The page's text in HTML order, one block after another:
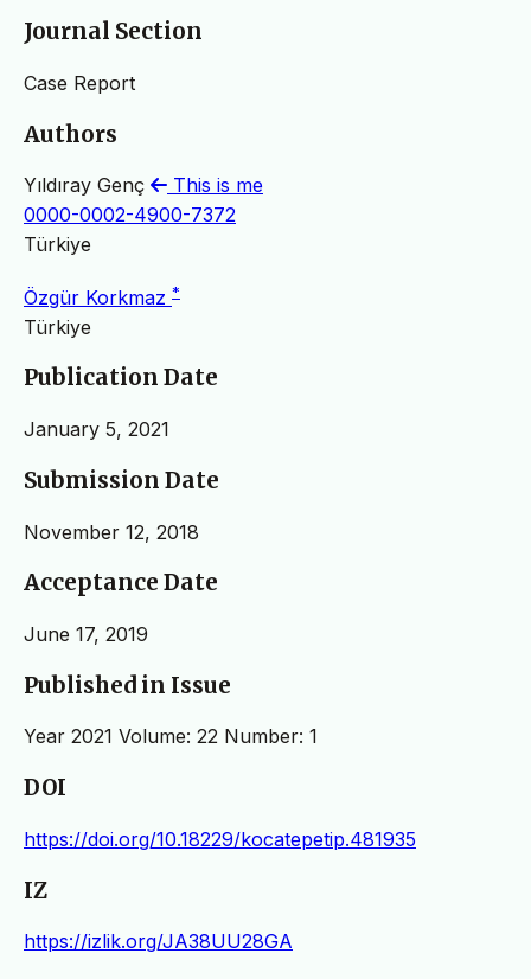
Journal Section
Case Report
Authors
Yıldıray Genç
This is me
0000-0002-4900-7372
Türkiye
Özgür Korkmaz *
Türkiye
Publication Date
January 5, 2021
Submission Date
November 12, 2018
Acceptance Date
June 17, 2019
Published in Issue
Year 2021 Volume: 22 Number: 1
DOI
https://doi.org/10.18229/kocatepetip.481935
IZ
https://izlik.org/JA38UU28GA